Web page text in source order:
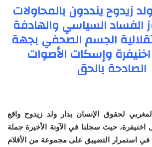
زيدوح ينددون بالمحاولات
الفساد السياسي والهادفة
الجسم الصحفي بجهة
وإسكات الأصوات
الصادحة بالحق
لحقوق الإنسان بدار ولد زيدوح واقع
اخنيفرة، حيث سجلنا في الآونة الأخيرة جملة
استمرار التضييق على مجموعة من الأقلام